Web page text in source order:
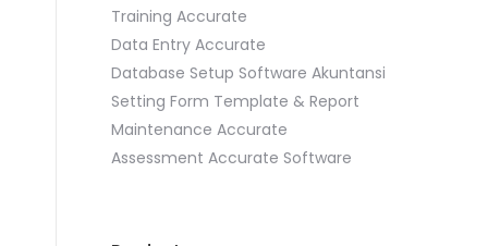
Training Accurate
Data Entry Accurate
Database Setup Software Akuntansi
Setting Form Template & Report
Maintenance Accurate
Assessment Accurate Software